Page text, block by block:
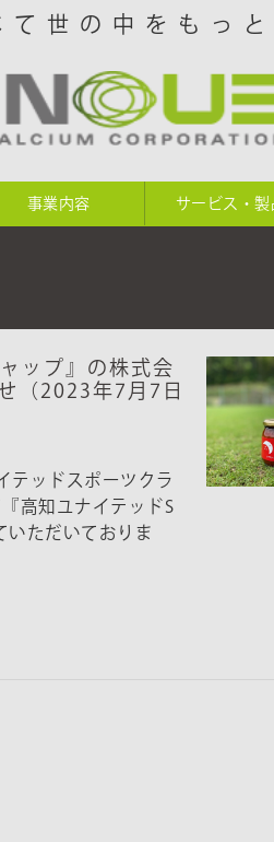
て世の中をもっ
事業内容 サービス・製
ップ』の株式会
（2023年7月7日
テッドスポーツクラ
高知ユナイテッドS
いただいておりま